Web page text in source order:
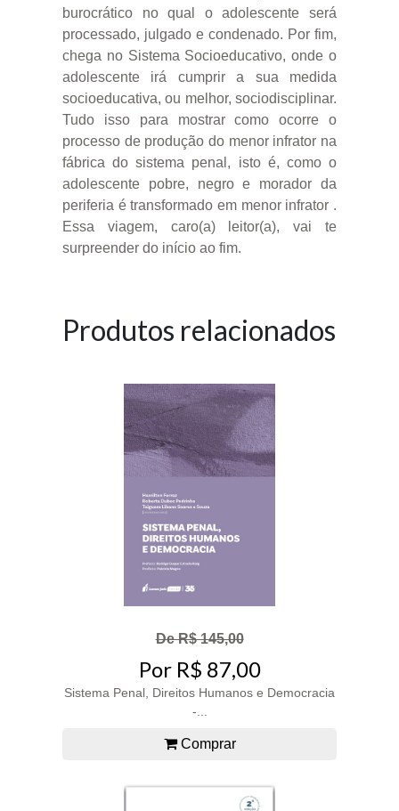
burocrático no qual o adolescente será
processado, julgado e condenado. Por fim,
chega no Sistema Socioeducativo, onde o
adolescente irá cumprir a sua medida
socioeducativa, ou melhor, sociodisciplinar.
Tudo isso para mostrar como ocorre o
processo de produção do menor infrator na
fábrica do sistema penal, isto é, como o
adolescente pobre, negro e morador da
periferia é transformado em menor infrator .
Essa viagem, caro(a) leitor(a), vai te
surpreender do início ao fim.
Produtos relacionados
De R$ 145,00
Por R$ 87,00
Sistema Penal, Direitos Humanos e Democracia
-...
Comprar